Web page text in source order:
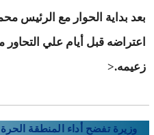
بعد بداية الحوار مع الرئيس
اعتراضه قبل أيام علي
زعيمه.<
وزيرة تفضح أداء المنطقة الحرة